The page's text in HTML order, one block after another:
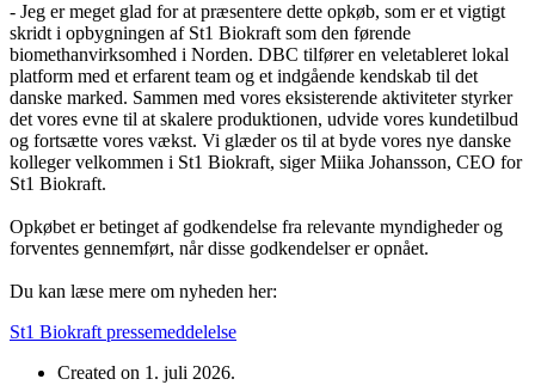
- Jeg er meget glad for at præsentere dette opkøb, som er et vigtigt
skridt i opbygningen af St1 Biokraft som den førende
biomethanvirksomhed i Norden. DBC tilfører en veletableret lokal
platform med et erfarent team og et indgående kendskab til det
danske marked. Sammen med vores eksisterende aktiviteter styrker
det vores evne til at skalere produktionen, udvide vores kundetilbud
og fortsætte vores vækst. Vi glæder os til at byde vores nye danske
kolleger velkommen i St1 Biokraft, siger Miika Johansson, CEO for
St1 Biokraft.
Opkøbet er betinget af godkendelse fra relevante myndigheder og
forventes gennemført, når disse godkendelser er opnået.
Du kan læse mere om nyheden her:
St1 Biokraft pressemeddelelse
Created on 1. juli 2026.